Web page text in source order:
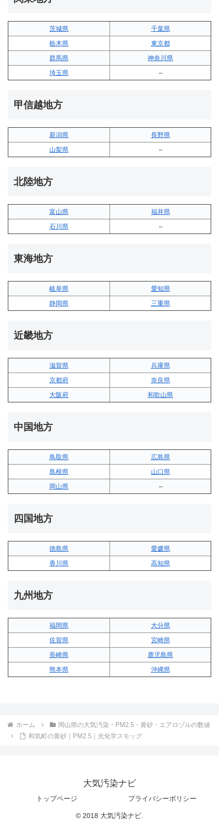
茨城県
千葉県
栃木県
東京都
群馬県
神奈川県
埼玉県
–
甲信越地方
新潟県
長野県
山梨県
–
北陸地方
富山県
福井県
石川県
–
東海地方
岐阜県
愛知県
静岡県
三重県
近畿地方
滋賀県
兵庫県
京都府
奈良県
大阪府
和歌山県
中国地方
鳥取県
広島県
島根県
山口県
岡山県
–
四国地方
徳島県
愛媛県
香川県
高知県
九州地方
福岡県
大分県
佐賀県
宮崎県
長崎県
鹿児島県
熊本県
沖縄県
ホーム
岡山県の大気汚染・PM2.5・黄砂・エアロゾルの数値
和気町の黄砂｜PM2.5｜光化学スモッグ
大気汚染ナビ
トップページ プライバシーポリシー
© 2018 大気汚染ナビ.